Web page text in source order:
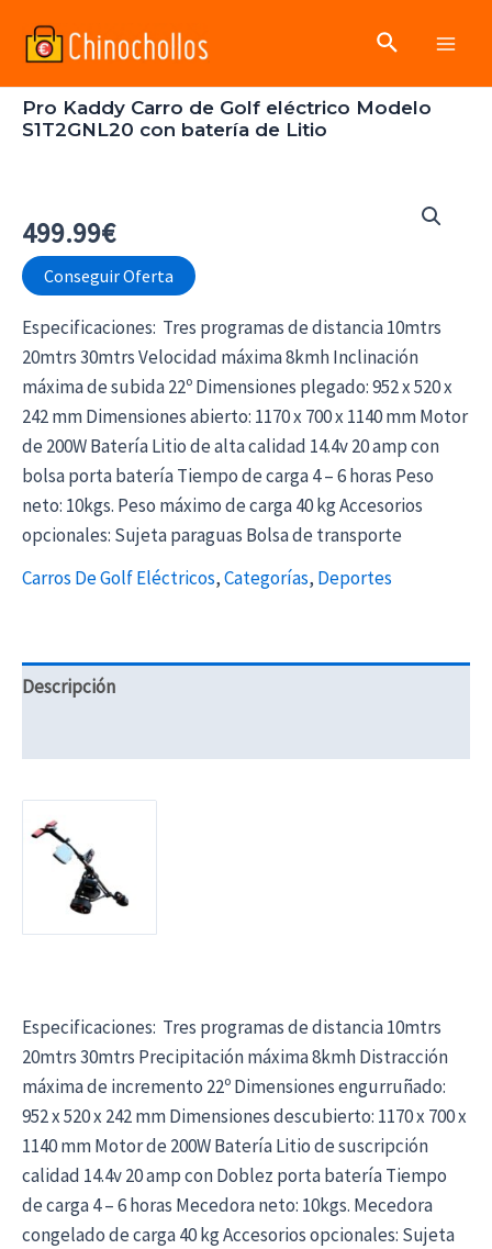
Buscar
Pro Kaddy Carro de Golf eléctrico Modelo
S1T2GNL20 con batería de Litio
499.99€
Conseguir Oferta
Especificaciones: ​​​​​​​ Tres programas de distancia 10mtrs
20mtrs 30mtrs Velocidad máxima 8kmh Inclinación
máxima de subida 22º Dimensiones plegado: 952 x 520 x
242 mm Dimensiones abierto: 1170 x 700 x 1140 mm Motor
de 200W Batería Litio de alta calidad 14.4v 20 amp con
bolsa porta batería Tiempo de carga 4 – 6 horas Peso
neto: 10kgs. Peso máximo de carga 40 kg Accesorios
opcionales: Sujeta paraguas Bolsa de transporte
Carros De Golf Eléctricos,Categorías, Deportes
Descripción
Especificaciones: ​​​​​​​ Tres programas de distancia 10mtrs
20mtrs 30mtrs Precipitación máxima 8kmh Distracción
máxima de incremento 22º Dimensiones engurruñado:
952 x 520 x 242 mm Dimensiones descubierto: 1170 x 700 x
1140 mm Motor de 200W Batería Litio de suscripción
calidad 14.4v 20 amp con Doblez porta batería Tiempo
de carga 4 – 6 horas Mecedora neto: 10kgs. Mecedora
congelado de carga 40 kg Accesorios opcionales: Sujeta